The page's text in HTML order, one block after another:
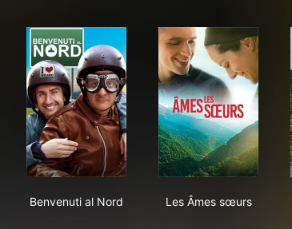
Benvenuti al Nord
Les Âmes sœurs